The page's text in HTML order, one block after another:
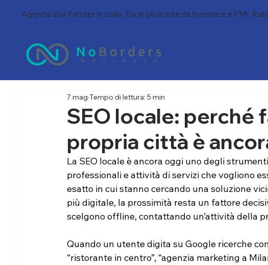
Agenzia Wix Partner in Italia. Tra le più scelte da freelance e PMI.
SEO locale: perché
propria città è
7 mag Tempo di lettura: 5 min
La SEO locale è ancora oggi uno degli
professionali e attività di servizi che vogliono
esatto in cui stanno cercando una soluzione
più digitale, la prossimità resta un fattore
scelgono offline, contattando un’attività della
Quando un utente digita su Google ricerche
“ristorante in centro”, “agenzia marketing a